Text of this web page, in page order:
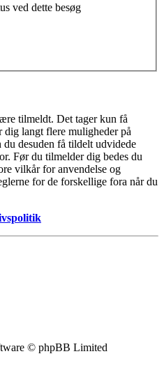
ved dette besøg
tilmeldt. Det tager kun få
dig langt flere muligheder på
desuden få tildelt udvidede
Før du tilmelder dig bedes du
vilkår for anvendelse og
for de forskellige fora når du
© phpBB Limited